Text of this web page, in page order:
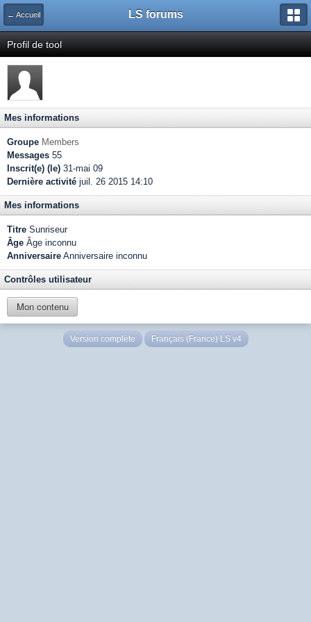
← Accueil LS forums
Profil de tool
Mes informations
Groupe Members
Messages 55
Inscrit(e) (le) 31-mai 09
Dernière activité juil. 26 2015 14:10
Mes informations
Titre Sunriseur
Âge Âge inconnu
Anniversaire Anniversaire inconnu
Contrôles utilisateur
Mon contenu
Version complète Français (France) LS v4